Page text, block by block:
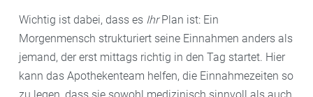
Wichtig ist dabei, dass es IhrPlan ist: Ein
Morgenmensch strukturiert seine Einnahmen anders als
jemand, der erst mittags richtig in den Tag startet. Hier
kann das Apothekenteam helfen, die Einnahmezeiten so